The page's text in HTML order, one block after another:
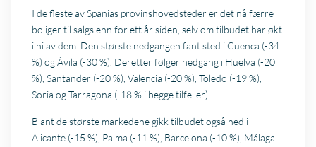
I de fleste av Spanias provinshovedsteder er det nå færre
boliger til salgs enn for ett år siden, selv om tilbudet har økt
i ni av dem. Den største nedgangen fant sted i Cuenca (-34
%) og Ávila (-30 %). Deretter følger nedgang i Huelva (-20
%), Santander (-20 %), Valencia (-20 %), Toledo (-19 %),
Soria og Tarragona (-18 % i begge tilfeller).
Blant de største markedene gikk tilbudet også ned i
Alicante (-15 %), Palma (-11 %), Barcelona (-10 %), Málaga